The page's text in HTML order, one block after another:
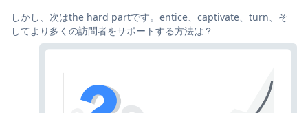
しかし、次はthe hard partです。entice、captivate、turn、そ
してより多くの訪問者をサポートする方法は？